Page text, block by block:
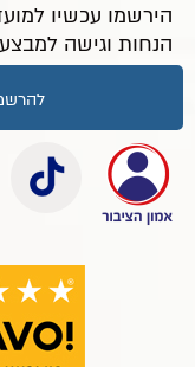
הירשמו עכשיו
הנחות וגישה